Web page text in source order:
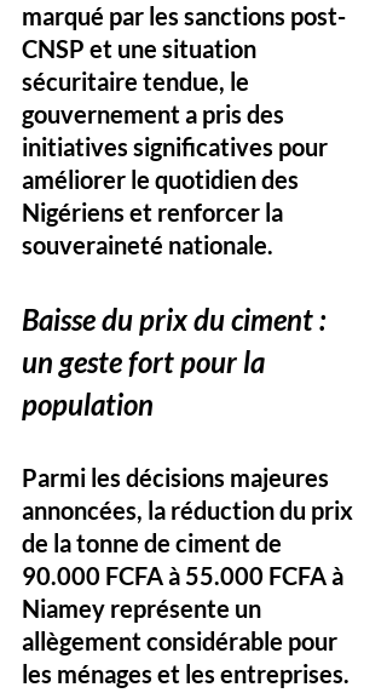
marqué par les sanctions post-
CNSP et une situation
sécuritaire tendue, le
gouvernement a pris des
initiatives significatives pour
améliorer le quotidien des
Nigériens et renforcer la
souveraineté nationale.
Baisse du prix du ciment :
un geste fort pour la
population
Parmi les décisions majeures
annoncées, la réduction du prix
de la tonne de ciment de
90.000 FCFA à 55.000 FCFA à
Niamey représente un
allègement considérable pour
les ménages et les entreprises.